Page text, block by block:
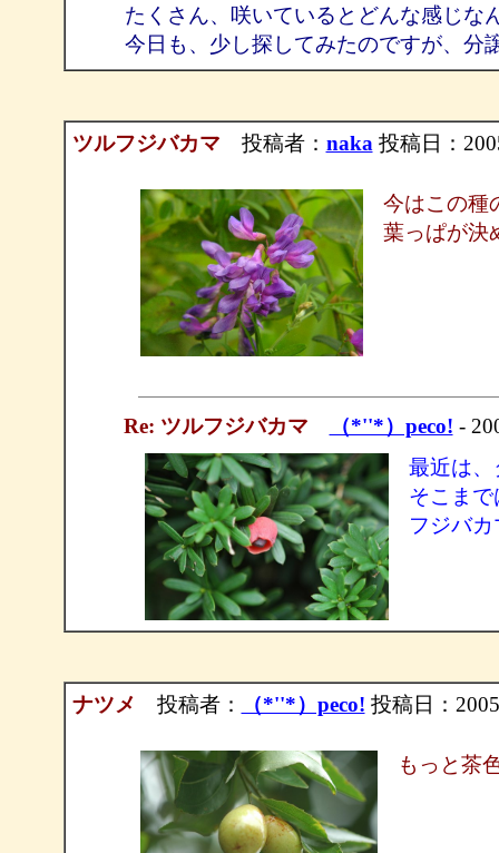
たくさん、咲いているとどんな感じな
今日も、少し探してみたのですが、分
ツルフジバカマ 投稿者： naka投稿日：
今はこの種
葉っぱが決
Re: ツルフジバカマ （*''*）peco! -
最近は
そこま
フジバ
ナツメ 投稿者： （*''*）peco! 投稿日：
もっと茶